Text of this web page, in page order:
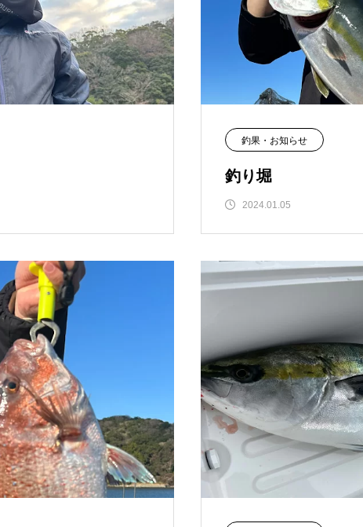
釣果・お知らせ
釣り堀
2024.01.05